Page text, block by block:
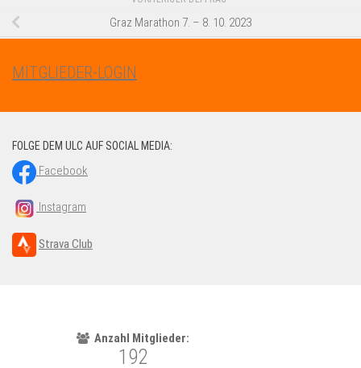
Graz Marathon 7. – 8. 10. 2023
MITGLIEDER-LOGIN
FOLGE DEM ULC AUF SOCIAL MEDIA:
Facebook
Instagram
Strava Club